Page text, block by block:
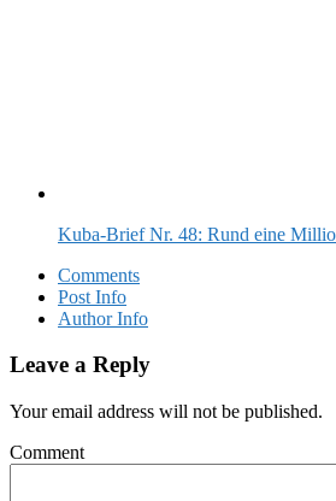
Kuba-Brief Nr. 48: Rund eine
Comments
Post Info
Author Info
Leave a Reply
Your email address will not be published.
Comment